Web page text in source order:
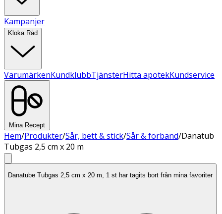
Kampanjer
Kloka Råd
VarumärkenKundklubbTjänsterHitta apotekKundservice
Mina Recept
Hem/Produkter/Sår, bett & stick/Sår & förband/Danatub
Tubgas 2,5 cm x 20 m
Danatube Tubgas 2,5 cm x 20 m, 1 st har tagits bort från mina favoriter